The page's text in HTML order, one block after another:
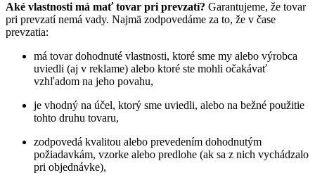
Aké vlastnosti má mať tovar pri prevzatí? Garantujeme, že tovar
pri prevzatí nemá vady. Najmä zodpovedáme za to, že v čase
prevzatia:
má tovar dohodnuté vlastnosti, ktoré sme my alebo výrobca
uviedli (aj v reklame) alebo ktoré ste mohli očakávať
vzhľadom na jeho povahu,
je vhodný na účel, ktorý sme uviedli, alebo na bežné použitie
tohto druhu tovaru,
zodpovedá kvalitou alebo prevedením dohodnutým
požiadavkám, vzorke alebo predlohe (ak sa z nich vychádzalo
pri objednávke),